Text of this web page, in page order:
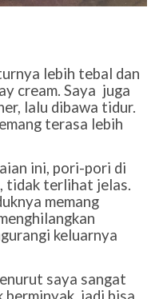
lebih tebal dan
cream. Saya juga
lalu dibawa tidur.
terasa lebih
ini, pori-pori di
tidak terlihat jelas.
memang
keluarnya
saya sangat